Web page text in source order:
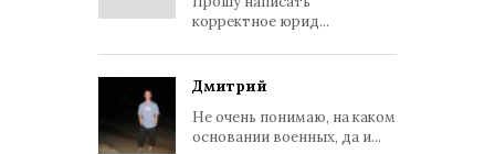
корректное юрид...
Дмитрий
Не очень понимаю, на каком
основании военных, да и...